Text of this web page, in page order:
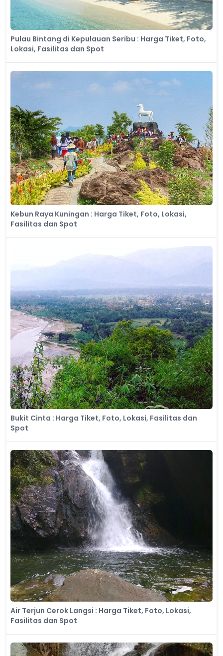
Pulau Bintang di Kepulauan Seribu : Harga Tiket, Foto,
Lokasi, Fasilitas dan Spot
Kebun Raya Kuningan : Harga Tiket, Foto, Lokasi,
Fasilitas dan Spot
Bukit Cinta : Harga Tiket, Foto, Lokasi, Fasilitas dan
Spot
Air Terjun Cerok Langsi : Harga Tiket, Foto, Lokasi,
Fasilitas dan Spot